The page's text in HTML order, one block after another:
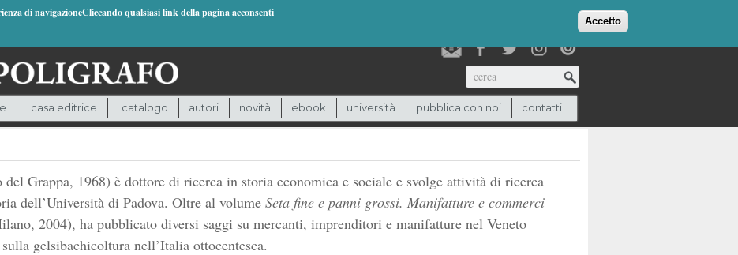
di navigazioneCliccando qualsiasi link della pagina acconsenti
Accetto
(0)
Cerca
casa editrice catalogo autori novità ebook università pubblica con noi contatti
del Grappa, 1968) è dottore di ricerca in storia economica e sociale e svolge attività di ricerca
dell’Università di Padova. Oltre al volume Seta fine e panni grossi. Manifatture e commerci
2004), ha pubblicato diversi saggi su mercanti, imprenditori e manifatture nel Veneto
gelsibachicoltura nell’Italia ottocentesca.